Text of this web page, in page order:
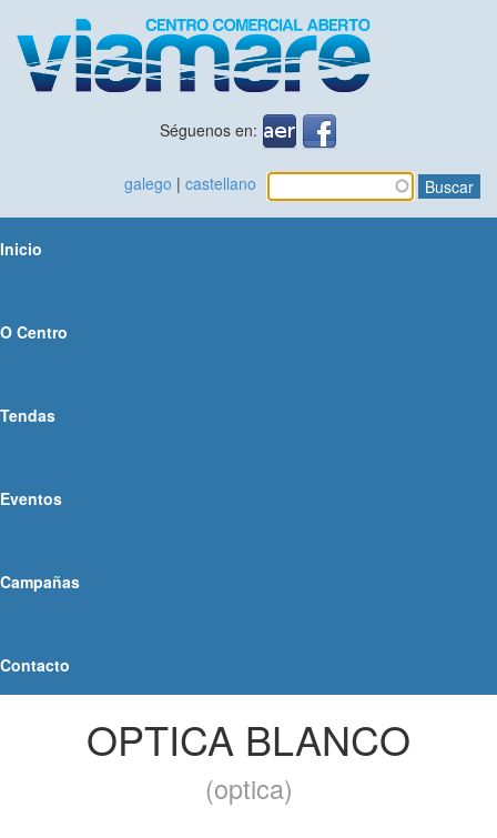
Séguenos en:
Formulario de
Buscar
galego | castellano
Inicio
O Centro
Tendas
Eventos
Campañas
Contacto
OPTICA BLANCO
(optica)